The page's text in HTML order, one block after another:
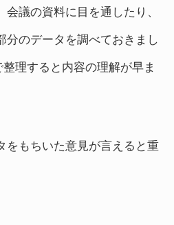
議の資料に目を通したり、
分のデータを調べておきまし
理すると内容の理解が早ま
をもちいた意見が言えると重